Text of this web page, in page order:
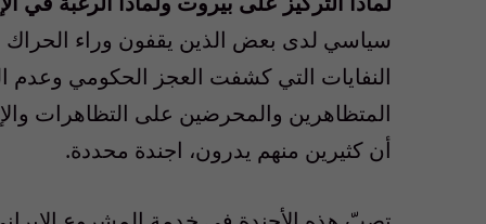
سياسي لدى بعض الذين يقفون وراء
النفايات التي كشفت العجز الحكومي وعدم
المتظاهرين والمحرضين على التظاهرات
أن كثيرين منهم يدرون، اجندة محددة.